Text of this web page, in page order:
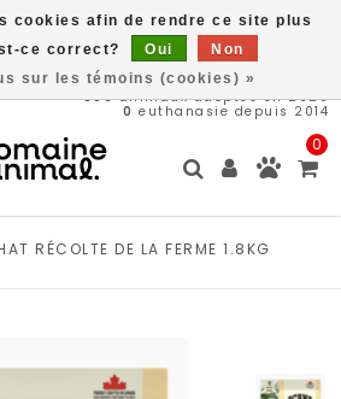
566animaux adoptés en 2026
0 euthanasie depuis 2014
0
RÉCOLTE DE LA FERME 1.8KG
cookies afin de rendre ce site plus
ce correct?
Oui
Non
sur les témoins (cookies) »
gratuite à partir de 89$*